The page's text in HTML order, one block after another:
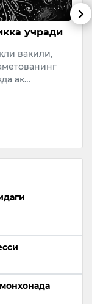
учради
вакили,
ак…